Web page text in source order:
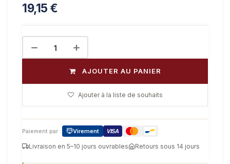
19,15 €
AJOUTER AU PANIER
Ajouter à la liste de souhaits
Paiement par : Virement VISA
Livraison en 5–10 jours ouvrables Retours sous 14 jours